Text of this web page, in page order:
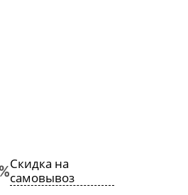
Скидка на
самовывоз